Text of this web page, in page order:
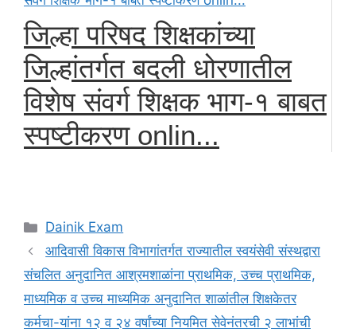
जिल्हा परिषद शिक्षकांच्या
जिल्हांतर्गत बदली धोरणातील
विशेष संवर्ग शिक्षक भाग-१ बाबत
स्पष्टीकरण onlin...
Categories
Dainik Exam
आदिवासी विकास विभागांतर्गत राज्यातील स्वयंसेवी संस्थद्वारा
संचलित अनुदानित आश्रमशाळांना प्राथमिक, उच्च प्राथमिक,
माध्यमिक व उच्च माध्यमिक अनुदानित शाळांतील शिक्षकेतर
कर्मचा-यांना १२ व २४ वर्षांच्या नियमित सेवेनंतरची २ लाभांची